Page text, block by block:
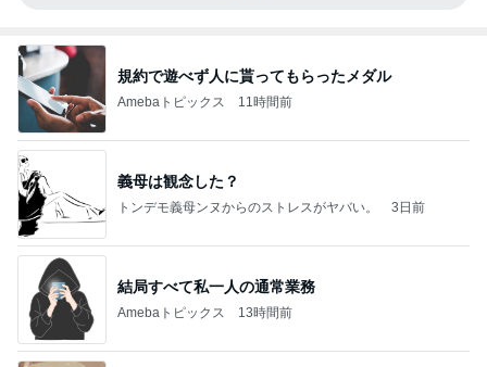
規約で遊べず人に貰ってもらったメダル
Amebaトピックス 11時間前
義母は観念した？
トンデモ義母ンヌからのストレスがヤバい。 3日前
結局すべて私一人の通常業務
Amebaトピックス 13時間前